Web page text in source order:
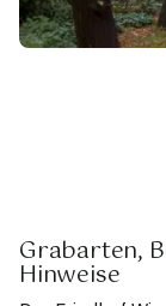
Grabarten,
Hinweise